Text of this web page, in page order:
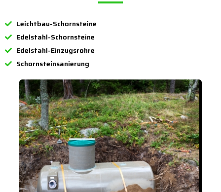
Leichtbau-Schornsteine
Edelstahl-Schornsteine
Edelstahl-Einzugsrohre
Schornsteinsanierung